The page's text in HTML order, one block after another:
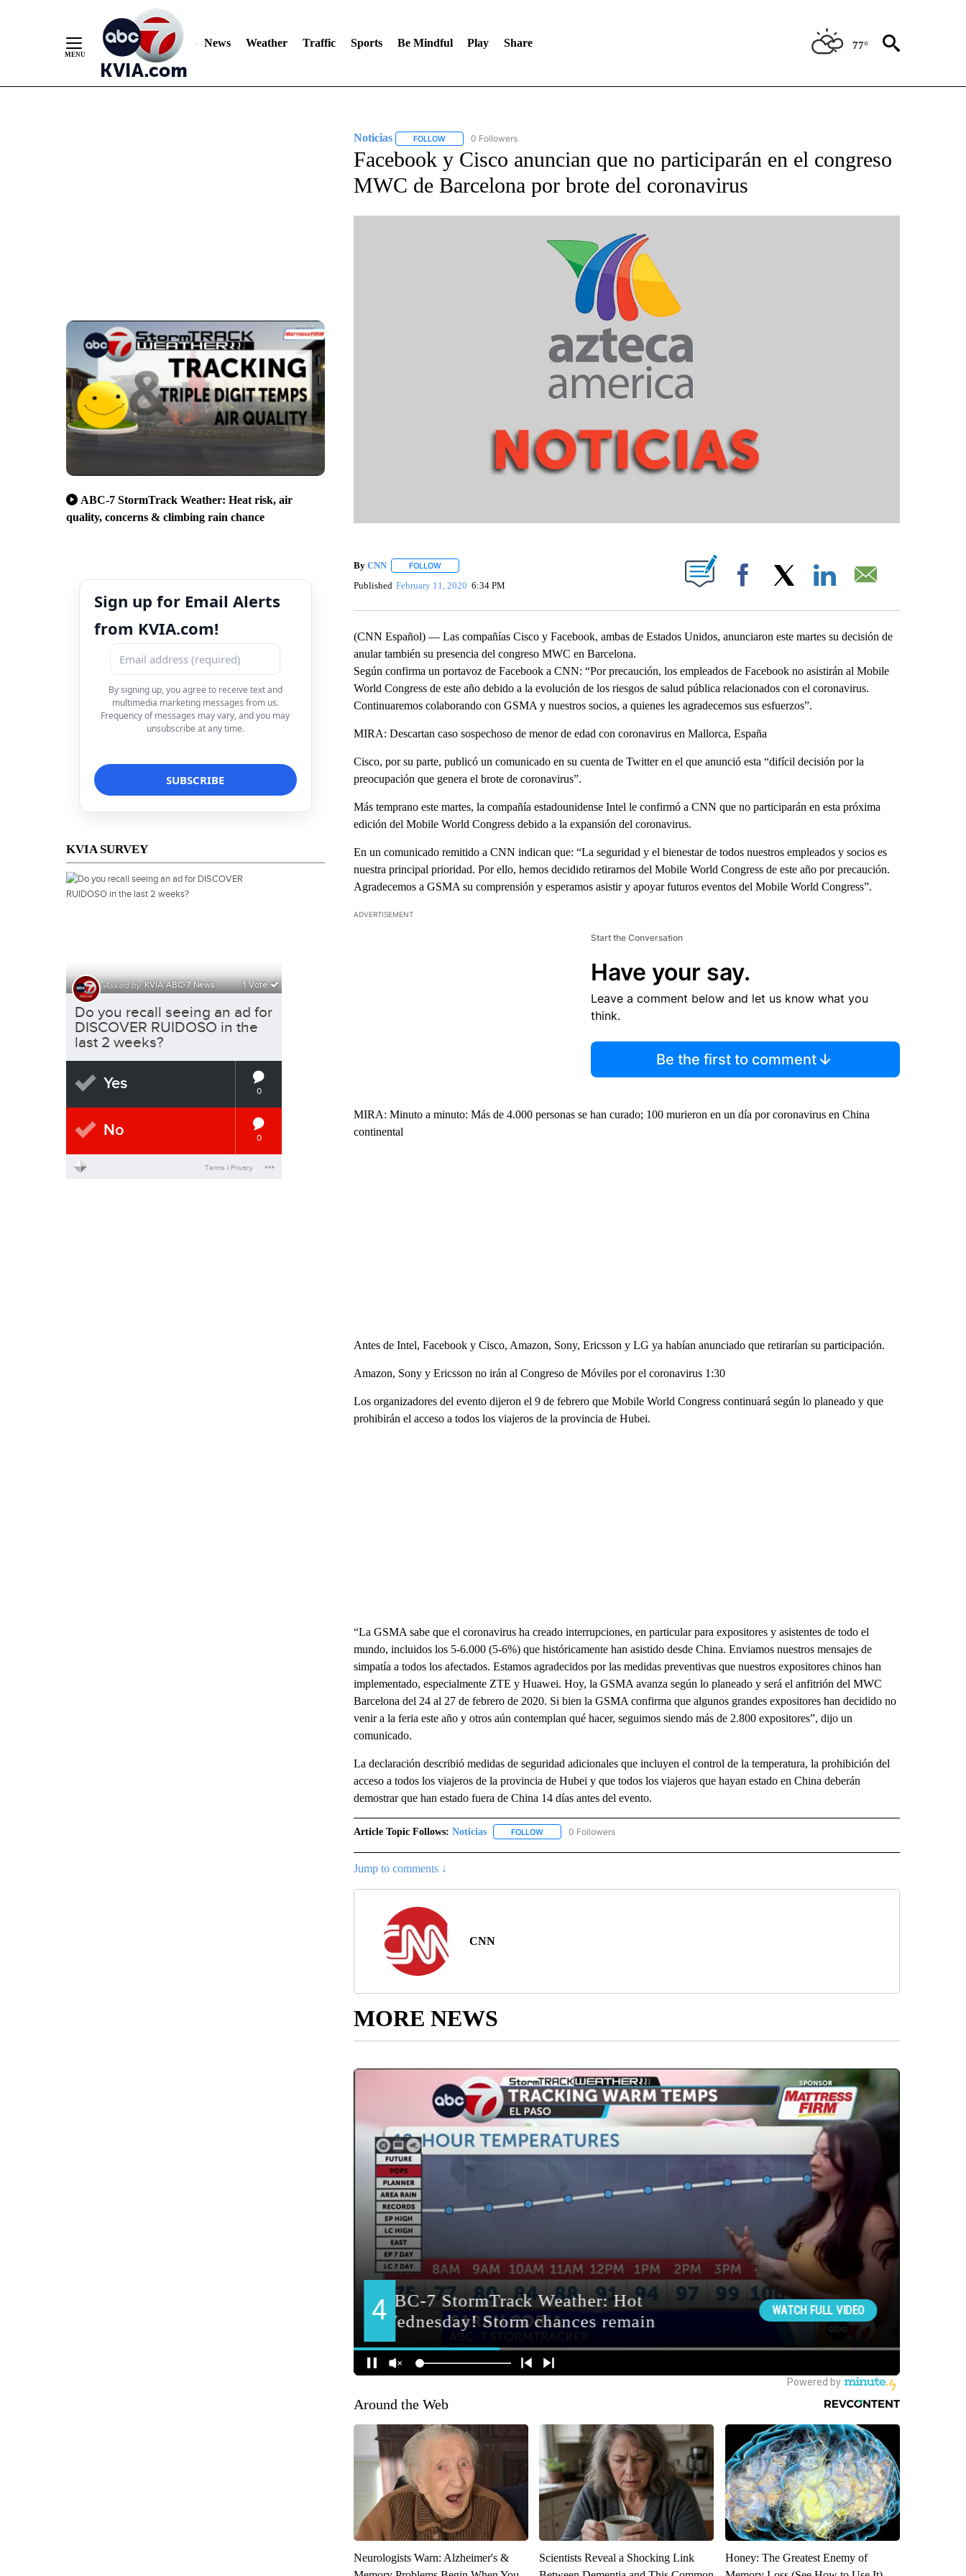
News Weather Traffic Sports Be Mindful Play Share 77°
ABC-7 StormTrack Weather: Heat risk, air
quality, concerns & climbing rain chance
Sign up for Email Alerts
from KVIA.com!
By signing up, you agree to receive text and
multimedia marketing messages from us.
Frequency of messages may vary, and you may
unsubscribe at any time.
KVIA SURVEY
Noticias FOLLOWFOLLOW "NOTICIAS" TO RECEIVE NOTIFICATIONS ABOUT NEW PAGES ON "NOTICIAS".
0 Followers
Facebook y Cisco anuncian que no participarán en el congreso
MWC de Barcelona por brote del coronavirus
By CNN FOLLOWFOLLOW "" TO RECEIVE NOTIFICATIONS ABOUT NEW PAGES ON "".
Published February 11, 2020 6:34 PM Facebook
(CNN Español) — Las compañías Cisco y Facebook, ambas de Estados Unidos, anunciaron este martes su decisión de
anular también su presencia del congreso MWC en Barcelona.
Según confirma un portavoz de Facebook a CNN: “Por precaución, los empleados de Facebook no asistirán al Mobile
World Congress de este año debido a la evolución de los riesgos de salud pública relacionados con el coronavirus.
Continuaremos colaborando con GSMA y nuestros socios, a quienes les agradecemos sus esfuerzos”.
MIRA: Descartan caso sospechoso de menor de edad con coronavirus en Mallorca, España
Cisco, por su parte, publicó un comunicado en su cuenta de Twitter en el que anunció esta “difícil decisión por la
preocupación que genera el brote de coronavirus”.
Más temprano este martes, la compañía estadounidense Intel le confirmó a CNN que no participarán en esta próxima
edición del Mobile World Congress debido a la expansión del coronavirus.
En un comunicado remitido a CNN indican que: “La seguridad y el bienestar de todos nuestros empleados y socios es
nuestra principal prioridad. Por ello, hemos decidido retirarnos del Mobile World Congress de este año por precaución.
Agradecemos a GSMA su comprensión y esperamos asistir y apoyar futuros eventos del Mobile World Congress”.
ADVERTISEMENT
Start the Conversation
Have your say.
Leave a comment below and let us know what you
think.
Be the first to comment
MIRA: Minuto a minuto: Más de 4.000 personas se han curado; 100 murieron en un día por coronavirus en China
continental
Antes de Intel, Facebook y Cisco, Amazon, Sony, Ericsson y LG ya habían anunciado que retirarían su participación.
Amazon, Sony y Ericsson no irán al Congreso de Móviles por el coronavirus 1:30
Los organizadores del evento dijeron el 9 de febrero que Mobile World Congress continuará según lo planeado y que
prohibirán el acceso a todos los viajeros de la provincia de Hubei.
“La GSMA sabe que el coronavirus ha creado interrupciones, en particular para expositores y asistentes de todo el
mundo, incluidos los 5-6.000 (5-6%) que históricamente han asistido desde China. Enviamos nuestros mensajes de
simpatía a todos los afectados. Estamos agradecidos por las medidas preventivas que nuestros expositores chinos han
implementado, especialmente ZTE y Huawei. Hoy, la GSMA avanza según lo planeado y será el anfitrión del MWC
Barcelona del 24 al 27 de febrero de 2020. Si bien la GSMA confirma que algunos grandes expositores han decidido no
venir a la feria este año y otros aún contemplan qué hacer, seguimos siendo más de 2.800 expositores”, dijo un
comunicado.
La declaración describió medidas de seguridad adicionales que incluyen el control de la temperatura, la prohibición del
acceso a todos los viajeros de la provincia de Hubei y que todos los viajeros que hayan estado en China deberán
demostrar que han estado fuera de China 14 días antes del evento.
Article Topic Follows: Noticias FOLLOWFOLLOW "NOTICIAS" TO RECEIVE NOTIFICATIONS ABOUT NEW PAGES ON "NOTICIAS".
0 Followers
Jump to comments ↓
CNN
MORE NEWS
Around the Web
Neurologists Warn: Alzheimer's &
Scientists Reveal a Shocking Link
Honey: The Greatest Enemy of